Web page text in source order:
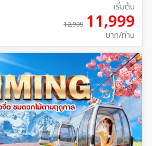
เริ่มต้น
12,999 11,999
บาท/ท่าน